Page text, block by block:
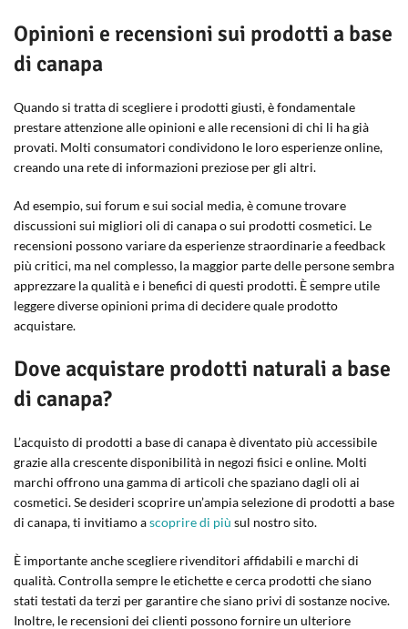
Opinioni e recensioni sui prodotti a base
di canapa
Quando si tratta di scegliere i prodotti giusti, è fondamentale
prestare attenzione alle opinioni e alle recensioni di chi li ha già
provati. Molti consumatori condividono le loro esperienze online,
creando una rete di informazioni preziose per gli altri.
Ad esempio, sui forum e sui social media, è comune trovare
discussioni sui migliori oli di canapa o sui prodotti cosmetici. Le
recensioni possono variare da esperienze straordinarie a feedback
più critici, ma nel complesso, la maggior parte delle persone sembra
apprezzare la qualità e i benefici di questi prodotti. È sempre utile
leggere diverse opinioni prima di decidere quale prodotto
acquistare.
Dove acquistare prodotti naturali a base
di canapa?
L’acquisto di prodotti a base di canapa è diventato più accessibile
grazie alla crescente disponibilità in negozi fisici e online. Molti
marchi offrono una gamma di articoli che spaziano dagli oli ai
cosmetici. Se desideri scoprire un’ampia selezione di prodotti a base
di canapa, ti invitiamo ascoprire di più sul nostro sito.
È importante anche scegliere rivenditori affidabili e marchi di
qualità. Controlla sempre le etichette e cerca prodotti che siano
stati testati da terzi per garantire che siano privi di sostanze nocive.
Inoltre, le recensioni dei clienti possono fornire un ulteriore